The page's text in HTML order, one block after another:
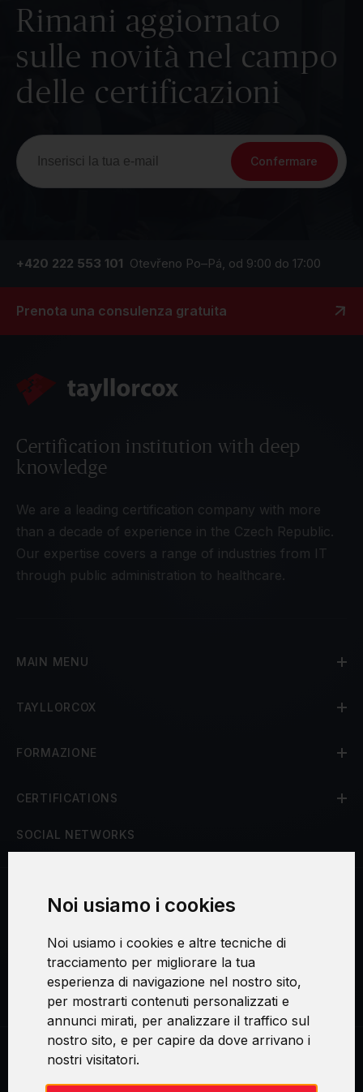
Noi usiamo i cookies
Noi usiamo i cookies e altre tecniche di
tracciamento per migliorare la tua
esperienza di navigazione nel nostro sito,
per mostrarti contenuti personalizzati e
annunci mirati, per analizzare il traffico sul
nostro sito, e per capire da dove arrivano i
nostri visitatori.
Rimani aggiornato
sulle novità nel campo
delle certificazioni
Confermare
+420 222 553 101 Otevřeno Po–Pá, od 9:00 do 17:00
Prenota una consulenza gratuita
Certification institution with deep
knowledge
We are a leading certification company with more
than a decade of experience in the Czech Republic.
Our expertise covers a range of industries from IT
through public administration to healthcare.
MAIN MENU
TAYLLORCOX
FORMAZIONE
CERTIFICATIONS
SOCIAL NETWORKS
Procedura di reclamo
Consenso al trattamento dei dati personali
Sicurezza e privacy
Swirl logoTM je ochranná známka společnosti AXELOS Limited. ITIL®
je registrovanou ochrannou známkou AXELOS Limited. PRINCE2® je